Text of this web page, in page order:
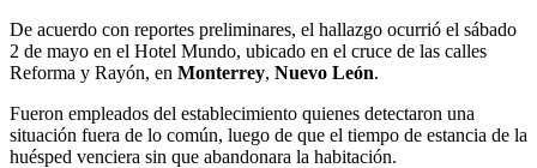
De acuerdo con reportes preliminares, el hallazgo ocurrió el sábado
2 de mayo en el Hotel Mundo, ubicado en el cruce de las calles
Reforma y Rayón, en Monterrey, Nuevo León.
Fueron empleados del establecimiento quienes detectaron una
situación fuera de lo común, luego de que el tiempo de estancia de la
huésped venciera sin que abandonara la habitación.